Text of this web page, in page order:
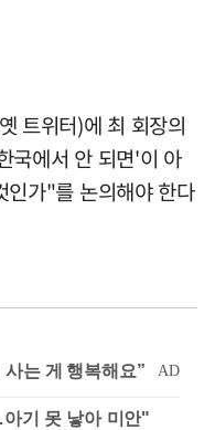
트위터)에 최 회장의
국에서 안 되면'이 아
인가"를 논의해야 한다
기 못 낳아 미안"